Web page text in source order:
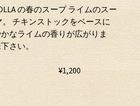
の春のスープ ライムのスー
チキンストックをベースに
なライムの香りが広がりま
さい。